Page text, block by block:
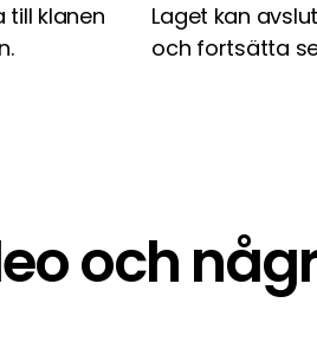
klanen
Laget kan
och fortsätta
och